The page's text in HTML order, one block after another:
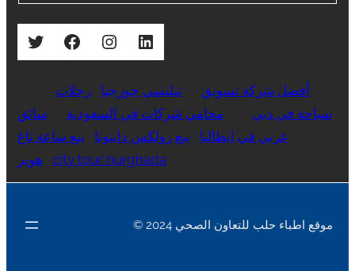
Twitter Facebook Instagram LinkedIn
أفضل شركة تسويق تبليسي جورجيا
رحلات
سياحة في دبي
محامي شركات في السعودية
سائق
عربي في ايطاليا
بيع رولكس دايتونا
بيع ساعة تاغ
هوير
city tour hurghada
© 2024 موقع اطباء حلب للتعاون الصحي